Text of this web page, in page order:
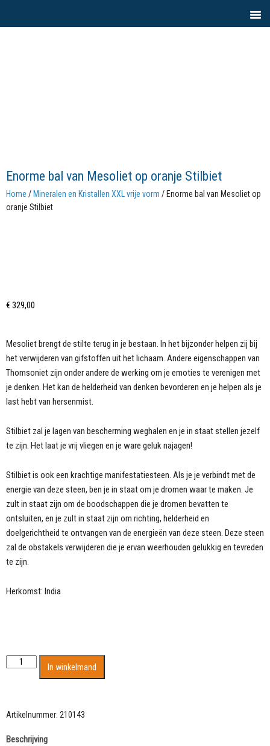
Enorme bal van Mesoliet op oranje Stilbiet
Home / Mineralen en Kristallen XXL vrije vorm / Enorme bal van Mesoliet op
oranje Stilbiet
€329,00
Mesoliet brengt de stilte terug in je bestaan. In het bijzonder helpen zij bij
het verwijderen van gifstoffen uit het lichaam. Andere eigenschappen van
Thomsoniet zijn onder andere de werking om je emoties te verenigen met
je denken. Het kan de helderheid van denken bevorderen en je helpen als je
last hebt van hersenmist.
Stilbiet zal je lagen van bescherming weghalen en je in staat stellen jezelf
te zijn. Het laat je vrij vliegen en je ware geluk najagen!
Stilbiet is ook een krachtige manifestatiesteen. Als je je verbindt met de
energie van deze steen, ben je in staat om je dromen waar te maken. Je
zult in staat zijn om de boodschappen die je dromen bevatten te
ontsluiten, en je zult in staat zijn om richting, helderheid en
doelgerichtheid te ontvangen van de energieën van deze steen. Deze steen
zal de obstakels verwijderen die je ervan weerhouden gelukkig en tevreden
te zijn.
Herkomst: India
Enorme
op
Stilbiet
In winkelmand
Artikelnummer: 210143
Beschrijving